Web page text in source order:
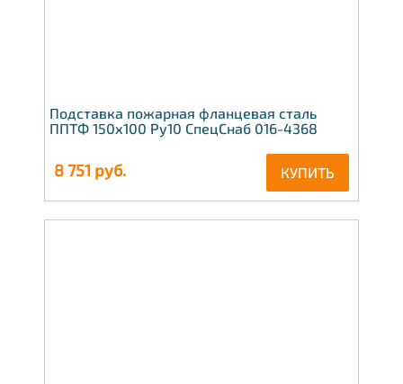
Подставка пожарная фланцевая сталь
ППТФ 150x100 Ру10 СпецСнаб 016-4368
8 751 руб. КУПИТЬ